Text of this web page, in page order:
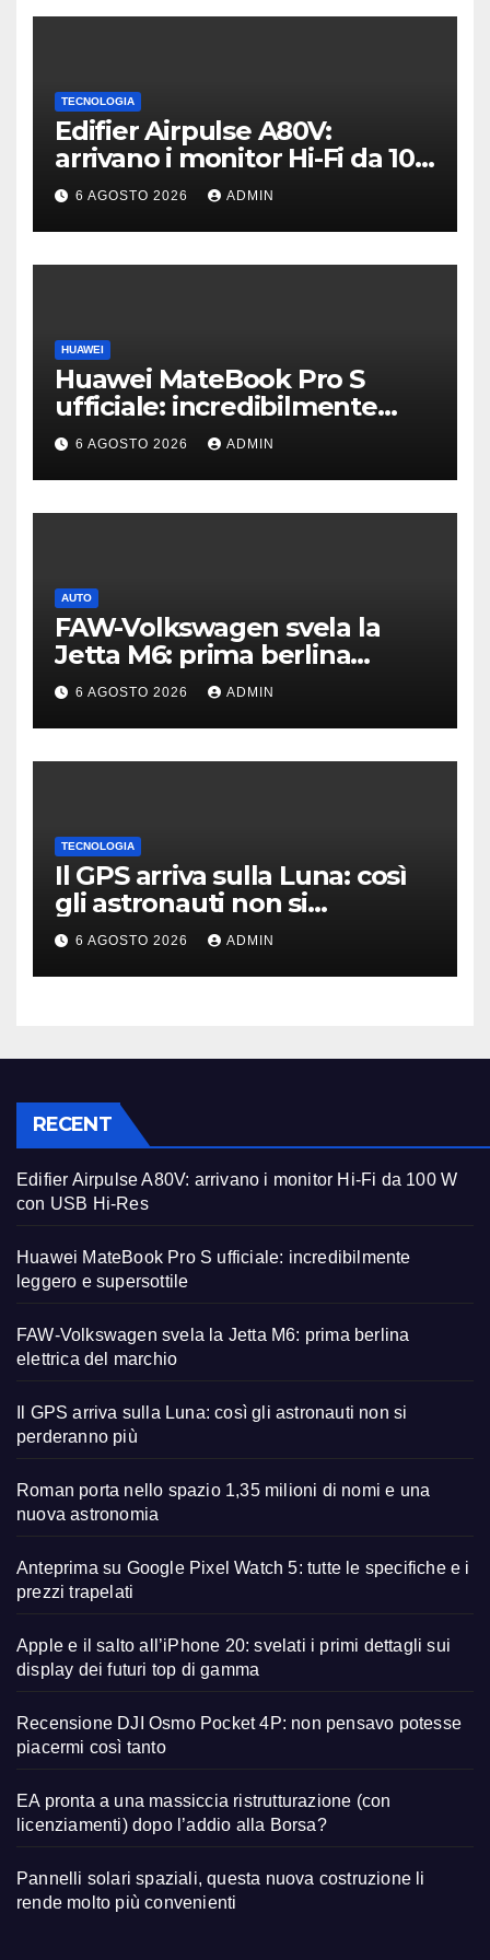
TECNOLOGIA
Edifier Airpulse A80V:
arrivano i monitor Hi-Fi da 100
W con USB Hi-Res
6 AGOSTO 2026 ADMIN
HUAWEI
Huawei MateBook Pro S
ufficiale: incredibilmente
leggero e supersottile
6 AGOSTO 2026 ADMIN
AUTO
FAW-Volkswagen svela la
Jetta M6: prima berlina
elettrica del marchio
6 AGOSTO 2026 ADMIN
TECNOLOGIA
Il GPS arriva sulla Luna: così
gli astronauti non si
perderanno più
6 AGOSTO 2026 ADMIN
RECENT
Edifier Airpulse A80V: arrivano i monitor Hi-Fi da 100 W
con USB Hi-Res
Huawei MateBook Pro S ufficiale: incredibilmente
leggero e supersottile
FAW-Volkswagen svela la Jetta M6: prima berlina
elettrica del marchio
Il GPS arriva sulla Luna: così gli astronauti non si
perderanno più
Roman porta nello spazio 1,35 milioni di nomi e una
nuova astronomia
Anteprima su Google Pixel Watch 5: tutte le specifiche e i
prezzi trapelati
Apple e il salto all’iPhone 20: svelati i primi dettagli sui
display dei futuri top di gamma
Recensione DJI Osmo Pocket 4P: non pensavo potesse
piacermi così tanto
EA pronta a una massiccia ristrutturazione (con
licenziamenti) dopo l’addio alla Borsa?
Pannelli solari spaziali, questa nuova costruzione li
rende molto più convenienti